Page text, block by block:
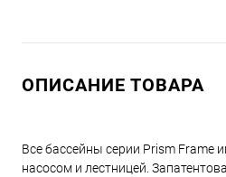
ОПИСАНИЕ ТОВАРА
Все бассейны серии Prism Frame
насосом и лестницей.